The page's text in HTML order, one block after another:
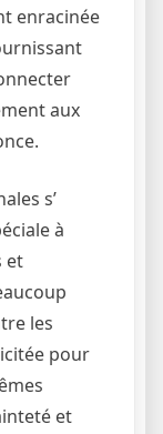
enracinée
aux
s’
à
et
les
pour
et